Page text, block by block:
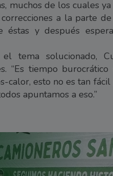
muchos de los cuales
a la parte
éstas y después
tema solucionado,
“Es tiempo burocrático
calor, esto no es tan
apuntamos a eso.”